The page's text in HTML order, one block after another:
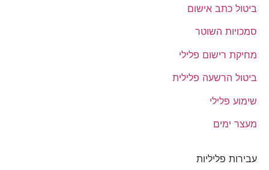
ביטול כתב אישום
סמכויות השוטר
מחיקת רישום פלילי
ביטול הרשעה פלילית
שימוע פלילי
מעצר ימים
עבירות פליליות